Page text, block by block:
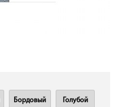
Бордовый Голубой